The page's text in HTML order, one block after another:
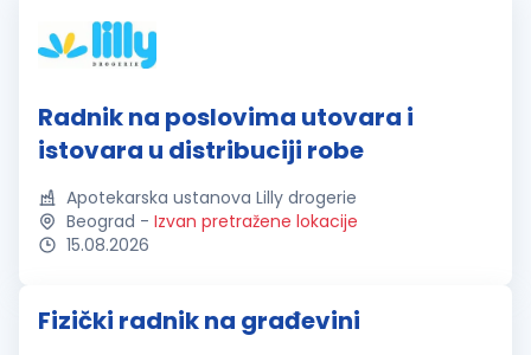
Radnik na poslovima utovara i
istovara u distribuciji robe
Apotekarska ustanova Lilly drogerie
Beograd - Izvan pretražene lokacije
15.08.2026
Fizički radnik na građevini